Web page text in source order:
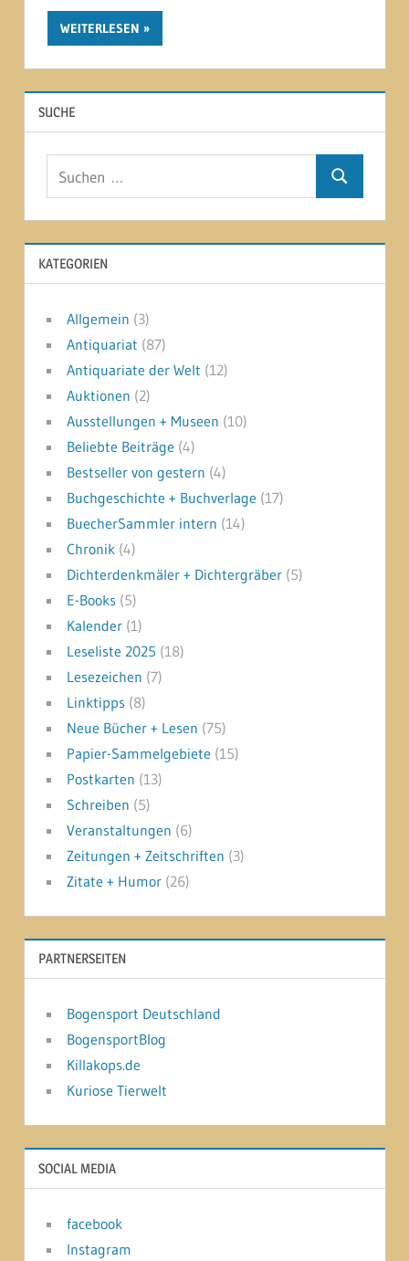
WEITERLESEN
SUCHE
Suchen
KATEGORIEN
Allgemein (3)
Antiquariat (87)
Antiquariate der Welt (12)
Auktionen (2)
Ausstellungen + Museen (10)
Beliebte Beiträge (4)
Bestseller von gestern (4)
Buchgeschichte + Buchverlage (17)
BuecherSammler intern (14)
Chronik(4)
Dichterdenkmäler + Dichtergräber(5)
E-Books(5)
Kalender(1)
Leseliste 2025 (18)
Lesezeichen (7)
Linktipps(8)
Neue Bücher + Lesen (75)
Papier-Sammelgebiete (15)
Postkarten (13)
Schreiben (5)
Veranstaltungen (6)
Zeitungen + Zeitschriften (3)
Zitate + Humor(26)
PARTNERSEITEN
Bogensport Deutschland
BogensportBlog
Killakops.de
Kuriose Tierwelt
SOCIAL MEDIA
facebook
Instagram